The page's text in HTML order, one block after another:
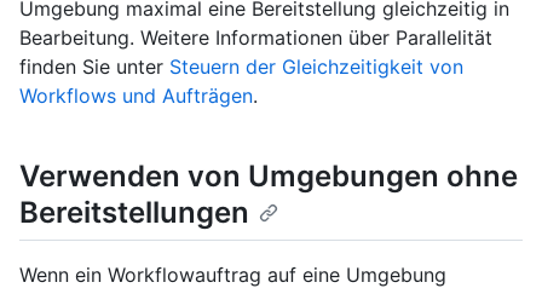
Umgebung maximal eine Bereitstellung gleichzeitig in
Bearbeitung. Weitere Informationen über Parallelität
finden Sie unter Steuern der Gleichzeitigkeit von
Workflows und Aufträgen.
Verwenden von Umgebungen ohne
Bereitstellungen
Wenn ein Workflowauftrag auf eine Umgebung